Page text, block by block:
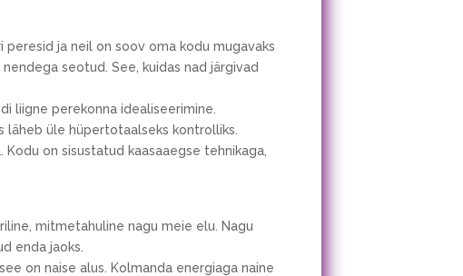
ja neil on soov oma kodu mugavaks
seotud. See, kuidas nad järgivad
liigne perekonna idealiseerimine.
läheb üle hüpertotaalseks kontrolliks.
on sisustatud kaasaaegse tehnikaga,
mitmetahuline nagu meie elu. Nagu
enda jaoks.
on naise alus. Kolmanda energiaga naine